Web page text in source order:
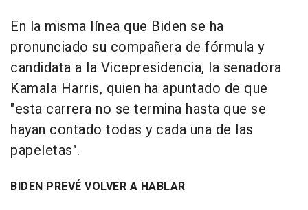
En la misma línea que Biden se ha
pronunciado su compañera de fórmula y
candidata a la Vicepresidencia, la senadora
Kamala Harris, quien ha apuntado de que
"esta carrera no se termina hasta que se
hayan contado todas y cada una de las
papeletas".
BIDEN PREVÉ VOLVER A HABLAR